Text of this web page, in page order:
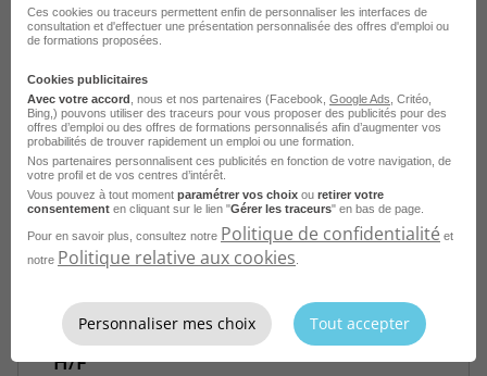
Publié le 7 août 2026
Je postule
Animation Commercial Rotisserie - Saint
Paul les Dax & Saint Vincent de Tyrosse
H/F
Ces cookies ou traceurs permettent enfin de personnaliser les interfaces de
consultation et d'effectuer une présentation personnalisée des offres d'emploi ou
de formations proposées.
Cookies publicitaires
Avec votre accord , nous et nos partenaires (Facebook, Google Ads , Critéo,
Bing,) pouvons utiliser des traceurs pour vous proposer des publicités pour des
offres d’emploi ou des offres de formations personnalisés afin d’augmenter vos
probabilités de trouver rapidement un emploi ou une formation.
Nos partenaires personnalisent ces publicités en fonction de votre navigation, de
votre profil et de vos centres d’intérêt.
Vous pouvez à tout moment paramétrer vos choix ou retirer votre
consentement en cliquant sur le lien "Gérer les traceurs" en bas de page.
Pour en savoir plus, consultez notre Politique de confidentialité et
notre Politique relative aux cookies
Personnaliser mes choix Tout accepter